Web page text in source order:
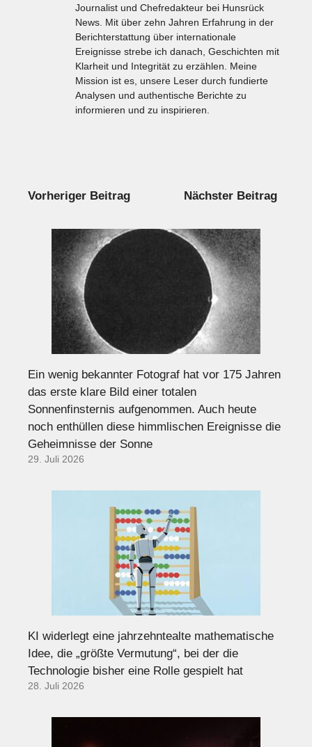
Journalist und Chefredakteur bei Hunsrück
News. Mit über zehn Jahren Erfahrung in der
Berichterstattung über internationale
Ereignisse strebe ich danach, Geschichten mit
Klarheit und Integrität zu erzählen. Meine
Mission ist es, unsere Leser durch fundierte
Analysen und authentische Berichte zu
informieren und zu inspirieren.
Vorheriger Beitrag Nächster Beitrag
Ein wenig bekannter Fotograf hat vor 175 Jahren
das erste klare Bild einer totalen
Sonnenfinsternis aufgenommen. Auch heute
noch enthüllen diese himmlischen Ereignisse die
Geheimnisse der Sonne
29. Juli 2026
KI widerlegt eine jahrzehntealte mathematische
Idee, die „größte Vermutung“, bei der die
Technologie bisher eine Rolle gespielt hat
28. Juli 2026